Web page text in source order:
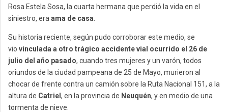
Rosa Estela Sosa, la cuarta hermana que perdió la vida en el
siniestro, era ama de casa
Su historia reciente, según pudo corroborar este medio, se
vio vinculada a otro trágico accidente vial ocurrido el 26 de
julio del año pasado, cuando tres mujeres y un varón, todos
oriundos de la ciudad pampeana de 25 de Mayo, murieron al
chocar de frente contra un camión sobre la Ruta Nacional 151, a la
altura de Catriel , en la provincia de Neuquén, y en medio de una
tormenta de nieve.